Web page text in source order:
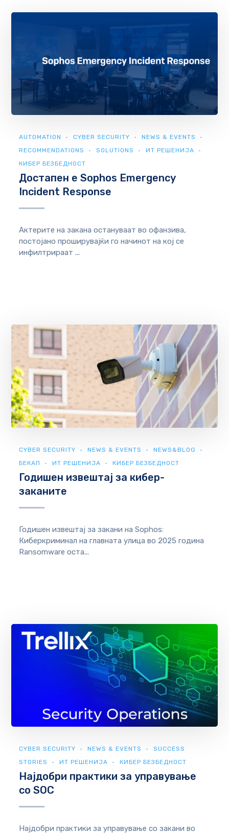
AUTOMATION CYBER SECURITY
NEWS & EVENTS
RECOMMENDATIONS
SOLUTIONS
ИТ РЕШЕНИЈА
КИБЕР БЕЗБЕДНОСТ
Достапен е Sophos Emergency
Incident Response
Актерите на закана остануваат во офанзива,
постојано проширувајќи го начинот на кој се
инфилтрираат ...
CYBER SECURITY NEWS & EVENTS
NEWS&BLOG
БЕКАП
ИТ РЕШЕНИЈА КИБЕР БЕЗБЕДНОСТ
Годишен извештај за кибер-
заканите
Годишен извештај за закани на Sophos:
Киберкриминал на главната улица во 2025 година
Ransomware оста...
CYBER SECURITY NEWS & EVENTS
SUCCESS
STORIES
ИТ РЕШЕНИЈА КИБЕР БЕЗБЕДНОСТ
Најдобри практики за управување
со SOC
Најдобри практики за управување со закани во